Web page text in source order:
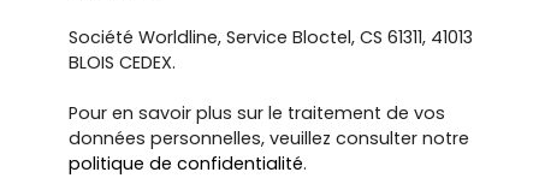
Société Worldline, Service Bloctel, CS 61311, 41013
BLOIS CEDEX.
Pour en savoir plus sur le traitement de vos
données personnelles, veuillez consulter notre
politique de confidentialité.